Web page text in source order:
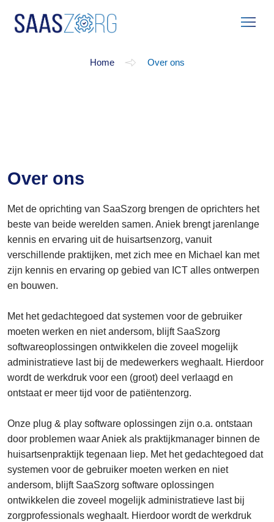
Over ons
Home Over ons
Over ons
Met de oprichting van SaaSzorg brengen de oprichters het
beste van beide werelden samen. Aniek brengt jarenlange
kennis en ervaring uit de huisartsenzorg, vanuit
verschillende praktijken, met zich mee en Michael kan met
zijn kennis en ervaring op gebied van ICT alles ontwerpen
en bouwen.
Met het gedachtegoed dat systemen voor de gebruiker
moeten werken en niet andersom, blijft SaaSzorg
softwareoplossingen ontwikkelen die zoveel mogelijk
administratieve last bij de medewerkers weghaalt. Hierdoor
wordt de werkdruk voor een (groot) deel verlaagd en
ontstaat er meer tijd voor de patiëntenzorg.
Onze plug & play software oplossingen zijn o.a. ontstaan
door problemen waar Aniek als praktijkmanager binnen de
huisartsenpraktijk tegenaan liep. Met het gedachtegoed dat
systemen voor de gebruiker moeten werken en niet
andersom, blijft SaaSzorg software oplossingen
ontwikkelen die zoveel mogelijk administratieve last bij
zorgprofessionals weghaalt. Hierdoor wordt de werkdruk